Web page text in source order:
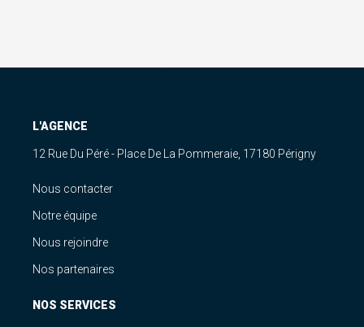
L'AGENCE
12 Rue Du Péré - Place De La Pommeraie, 17180 Périgny
Nous contacter
Notre équipe
Nous rejoindre
Nos partenaires
NOS SERVICES